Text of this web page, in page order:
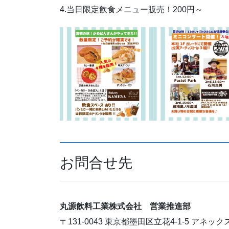
4.当日限定飲食メニュー販売！200円～
お問合せ先
丸源飲料工業株式会社 営業推進部
〒131-0043 東京都墨田区立花4-1-5 アネック